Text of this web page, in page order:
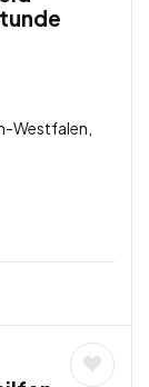
Westfalen,